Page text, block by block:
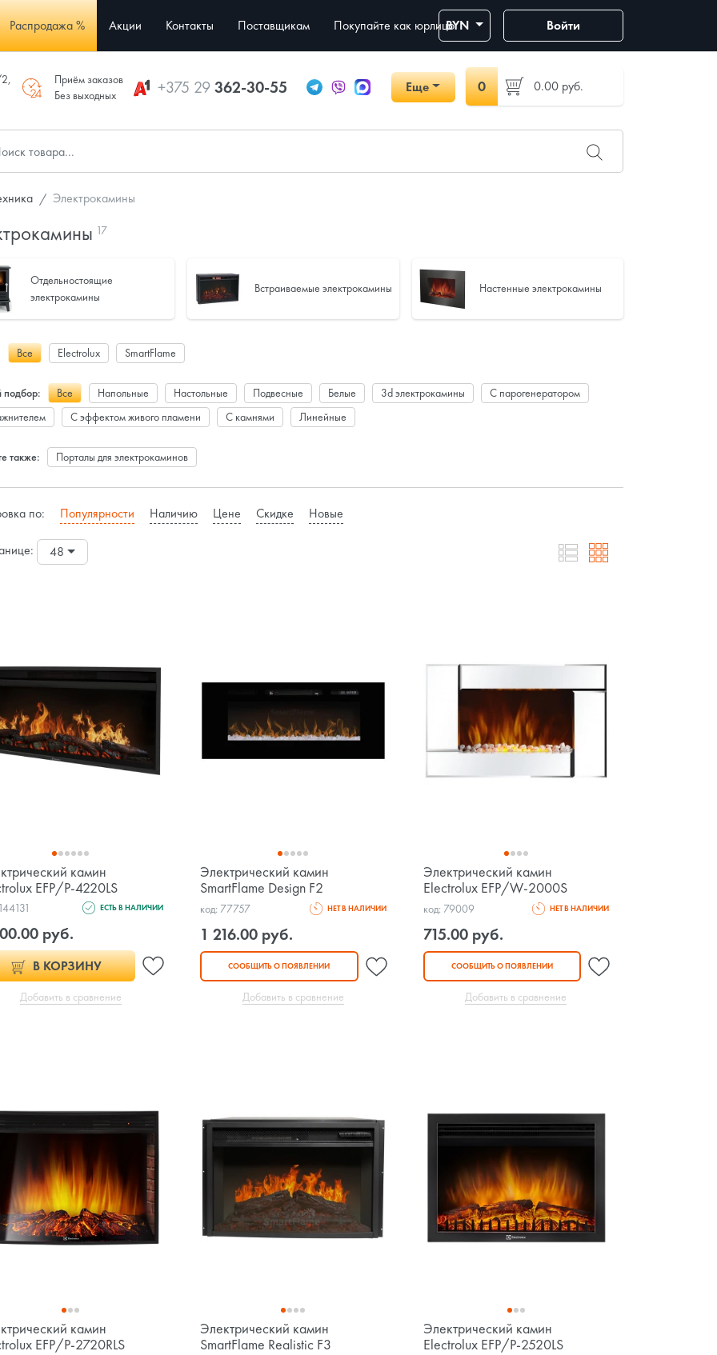
Распродажа % Акции Контакты Поставщикам Покупайте как юрлицоBYN Войти
Приём заказов
Без выходных
+375 29362-30-55 Еще 0 0.00 руб.
Электрокамины
17
Отдельностоящие
электрокамины
Встраиваемые электрокамины Настенные электрокамины
Все Electrolux SmartFlame
подбор: Все Напольные Настольные Подвесные Белые 3d электрокамины
С парогенератором
С эффектом живого пламени С камнями Линейные
также: Порталы для электрокаминов
по: Популярности Наличию Цене Скидке Новые
48
камин
EFP/P-4220LS
ЕСТЬ В НАЛИЧИИ
руб.
В КОРЗИНУ
Добавить в сравнение
Электрический камин
SmartFlame Design F2
код: 77757 НЕТ В НАЛИЧИИ
1 216.00 руб.
СООБЩИТЬ О ПОЯВЛЕНИИ
Добавить в сравнение
Электрический камин
Electrolux EFP/W-2000S
код: 79009 НЕТ В НАЛИЧИИ
715.00 руб.
СООБЩИТЬ О ПОЯВЛЕНИИ
Добавить в сравнение
камин
EFP/P-2720RLS
Электрический камин
SmartFlame Realistic F3
Электрический камин
Electrolux EFP/P-2520LS